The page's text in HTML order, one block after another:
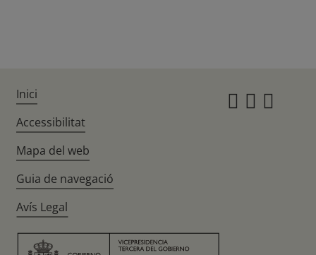
Inici
Accessibilitat
Mapa del web
Guia de navegació
Avís Legal